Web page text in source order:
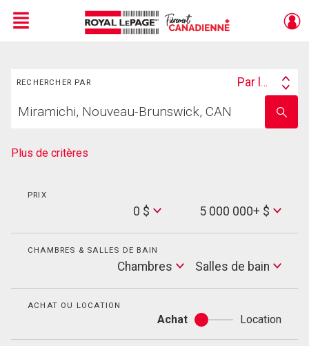
Menu
RECHERCHER PAR
Search
Par lieu
votre
nom
Plus de critères
PRIX
0 $
Max
Price
5 000 000+ $
CHAMBRES & SALLES DE BAIN
Chambres
Salles
de
Salles de bain
ACHAT OU LOCATION
Achat
Achat
ou
Location